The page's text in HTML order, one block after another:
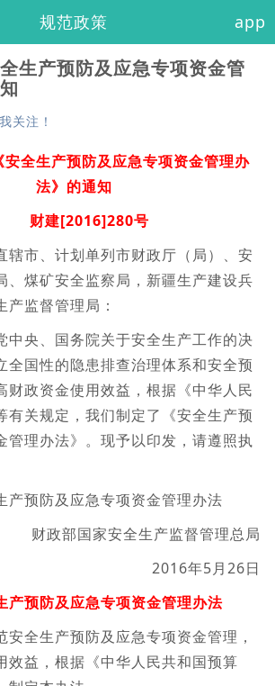
规范政策 app
生产预防及应急专项资金管
关注！
生产预防及应急专项资金管理办
法》的通知
财建[2016]280号
辖市、计划单列市财政厅（局）、安
、煤矿安全监察局，新疆生产建设兵
监督管理局：
央、国务院关于安全生产工作的决
全国性的隐患排查治理体系和安全预
财政资金使用效益，根据《中华人民
有关规定，我们制定了《安全生产预
管理办法》。现予以印发，请遵照执
预防及应急专项资金管理办法
财政部国家安全生产监督管理总局
2016年5月26日
产预防及应急专项资金管理办法
全生产预防及应急专项资金管理，
效益，根据《中华人民共和国预算